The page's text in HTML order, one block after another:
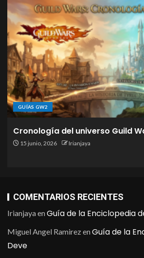
GUÍAS GW2
Cronología del universo Guild
15 junio, 2026 Irianjaya
COMENTARIOS RECIENTES
IrianjayaenGuía de la Enciclopedia
Miguel Angel RamirezenGuía de la
Deve